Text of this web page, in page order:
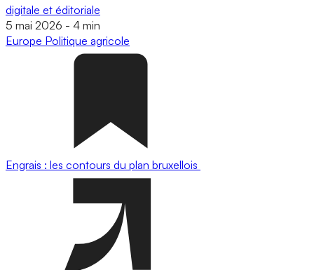
digitale et éditoriale
5 mai 2026 - 4 min
Europe Politique agricole
Engrais : les contours du plan bruxellois